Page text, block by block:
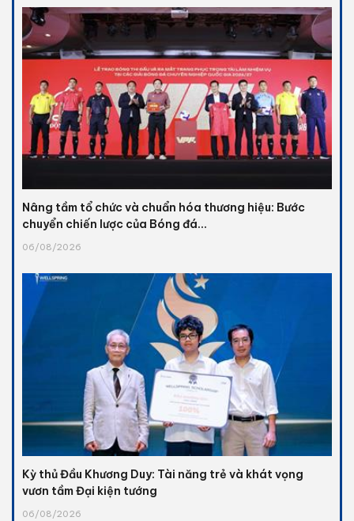
Nâng tầm tổ chức và chuẩn hóa thương hiệu: Bước
chuyển chiến lược của Bóng đá...
06/08/2026
Kỳ thủ Đầu Khương Duy: Tài năng trẻ và khát vọng
vươn tầm Đại kiện tướng
06/08/2026